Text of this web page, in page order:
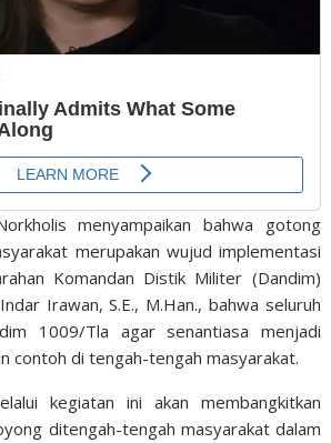
menyampaikan bahwa gotong
merupakan wujud implementasi
Komandan Distik Militer (Dandim)
Irawan, S.E., M.Han., bahwa seluruh
1009/Tla agar senantiasa menjadi
contoh di tengah-tengah masyarakat.
kegiatan ini akan membangkitkan
ditengah-tengah masyarakat dalam